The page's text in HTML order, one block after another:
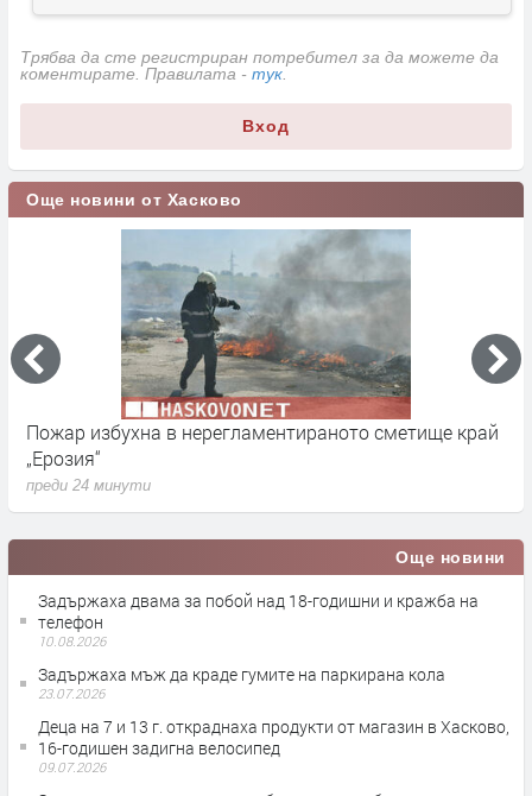
Трябва да сте регистриран потребител за да можете да
коментирате. Правилата - тук.
Вход
Още новини от Хасково
Пожар избухна в нерегламентираното сметище край
„Ерозия“
преди 24 минути
Още новини
Задържаха двама за побой над 18-годишни и кражба на
телефон
10.08.2026
Задържаха мъж да краде гумите на паркирана кола
23.07.2026
Деца на 7 и 13 г. откраднаха продукти от магазин в Хасково,
16-годишен задигна велосипед
09.07.2026